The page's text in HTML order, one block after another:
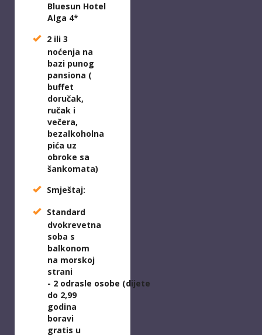
Bluesun Hotel
Alga 4*
2 ili 3
noćenja na
bazi punog
pansiona (
buffet
doručak,
ručak i
večera,
bezalkoholna
pića uz
obroke sa
šankomata)
Smještaj:
Standard
dvokrevetna
soba s
balkonom
na morskoj
strani
- 2 odrasle osobe (dijete
do 2,99
godina
boravi
gratis u